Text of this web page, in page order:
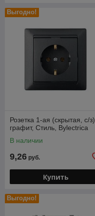
Выгодно!
Розетка 1-ая (скрытая, с/з)
графит, Стиль, Bylectrica
В наличии
9,26 руб.
Купить
Выгодно!